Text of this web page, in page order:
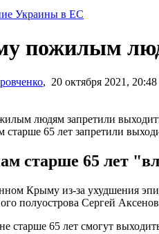
Украины в ЕС
пожилым
, 20 октября 2021, 20:48
65 лет запретили
старше 65 лет
Крыму из-за ухудшения
полуострова Сергей Аксенов
старше 65 лет смогут